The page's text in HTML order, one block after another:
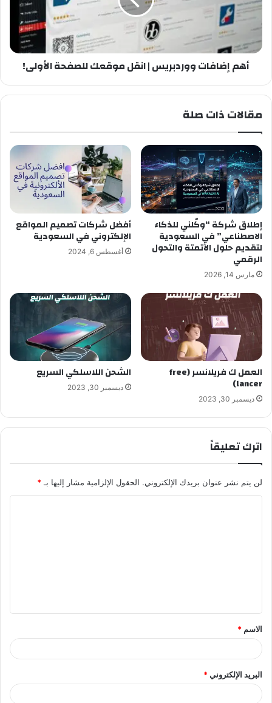
أهم إضافات ووردبريس | انقل موقعك للصفحة الأولى!
مقالات ذات صلة
إطلاق شركة “وكّلني للذكاء
الاصطناعي” في السعودية
لتقديم حلول الأتمتة والتحول
الرقمي
مارس 14, 2026
أفضل شركات تصميم المواقع
الإلكتروني في السعودية
أغسطس 6, 2024
العمل ك فريلانسر (free
lancer)
ديسمبر 30, 2023
الشحن اللاسلكي السريع
ديسمبر 30, 2023
اترك تعليقاً
لن يتم نشر عنوان بريدك الإلكتروني. الحقول الإلزامية مشار إليها بـ*
ق
*
الاسم *
البريد الإلكتروني*